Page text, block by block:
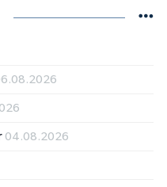
04.08.2026